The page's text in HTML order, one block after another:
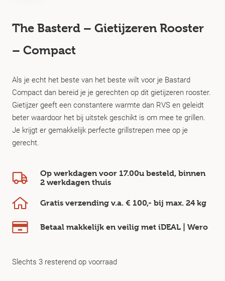
The Basterd – Gietijzeren Rooster
– Compact
Als je echt het beste van het beste wilt voor je Bastard
Compact dan bereid je je gerechten op dit gietijzeren rooster.
Gietijzer geeft een constantere warmte dan RVS en geleidt
beter waardoor het bij uitstek geschikt is om mee te grillen.
Je krijgt er gemakkelijk perfecte grillstrepen mee op je
gerecht.
Op werkdagen voor 17.00u besteld, binnen
2 werkdagen thuis
Gratis verzending v.a. € 100,- bij max. 24 kg
Betaal makkelijk en veilig met iDEAL | Wero
Slechts 3 resterend op voorraad